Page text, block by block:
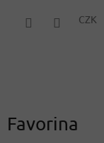
CZK
Favorina